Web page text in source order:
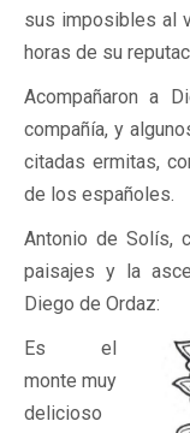
sus imposibles al
horas de su
Acompañaron a
compañía, y
citadas ermitas,
de los españoles.
Antonio de Solís,
paisajes y la
Diego de Ordaz:
Es el
monte muy
delicioso